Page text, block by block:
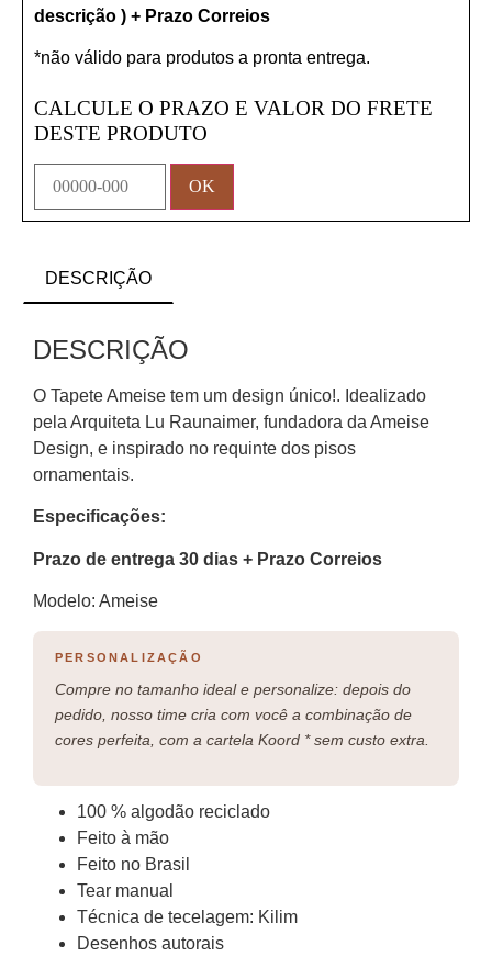
descrição ) + Prazo Correios
*não válido para produtos a pronta entrega.
CALCULE O PRAZO E VALOR DO FRETE
DESTE PRODUTO
DESCRIÇÃO
DESCRIÇÃO
O Tapete Ameise tem um design único!. Idealizado
pela Arquiteta Lu Raunaimer, fundadora da Ameise
Design, e inspirado no requinte dos pisos
ornamentais.
Especificações:
Prazo de entrega 30 dias + Prazo Correios
Modelo: Ameise
PERSONALIZAÇÃO
Compre no tamanho ideal e personalize: depois do
pedido, nosso time cria com você a combinação de
cores perfeita, com a cartela Koord * sem custo extra.
100 % algodão reciclado
Feito à mão
Feito no Brasil
Tear manual
Técnica de tecelagem: Kilim
Desenhos autorais